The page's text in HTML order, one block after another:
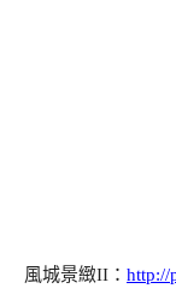
風城景緻II： http://